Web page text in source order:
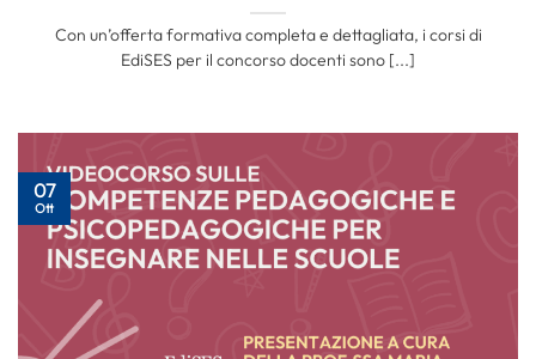
Con un’offerta formativa completa e dettagliata, i corsi di
EdiSES per il concorso docenti sono [...]
07
Ott